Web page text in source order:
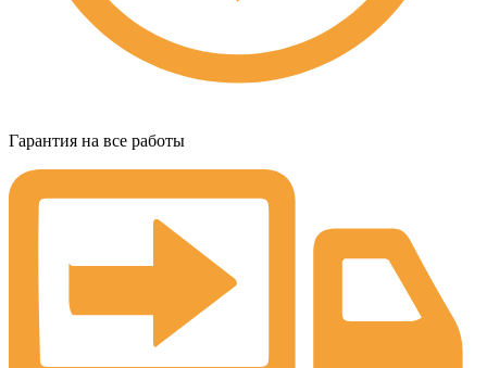
Гарантия на все работы